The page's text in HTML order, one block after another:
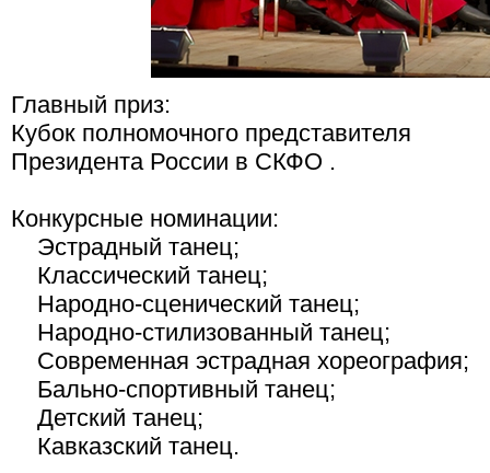
Главный приз:
Кубок полномочного представителя
Президента России в СКФО .
Конкурсные номинации:
Эстрадный танец;
Классический танец;
Народно-сценический танец;
Народно-стилизованный танец;
Современная эстрадная хореография;
Бально-спортивный танец;
Детский танец;
Кавказский танец.